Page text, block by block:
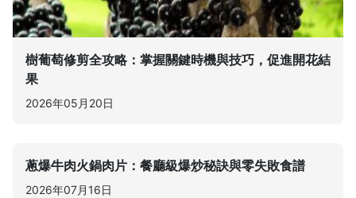
樹葡萄修剪全攻略：掌握關鍵時機與技巧，促進開花結
果
2026年05月20日
蔥爆牛肉火鍋肉片：餐廳級爆炒秘訣與零失敗食譜
2026年07月16日